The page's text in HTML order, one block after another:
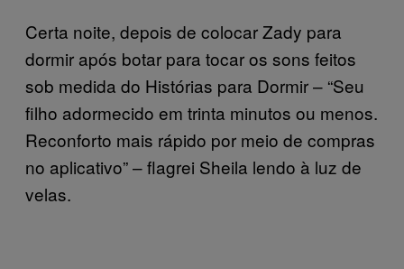
Certa noite, depois de colocar Zady para
dormir após botar para tocar os sons feitos
sob medida do Histórias para Dormir – “Seu
filho adormecido em trinta minutos ou menos.
Reconforto mais rápido por meio de compras
no aplicativo” – flagrei Sheila lendo à luz de
velas.